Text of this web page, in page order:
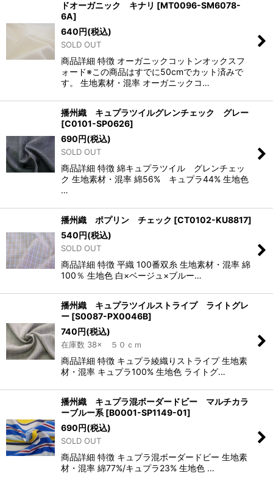
ドオーガニック キナリ [MT0096-SM6078-
6A]
640円(税込)
SOLD OUT
商品詳細 特徴 オーガニックコットンオックスフ
ォード※この商品はすでに50cmでカット済みで
す。 生地素材・混率 オーガニックコ…
播州織 キュプラツイルグレンチェック グレー
[C0101-SP0626]
690円(税込)
SOLD OUT
商品詳細 特徴 綿キュプラツイル グレンチェッ
ク 生地素材・混率 綿56% キュプラ44% 生地色
…
播州織 ポプリン チェック [CT0102-KU8817]
540円(税込)
SOLD OUT
商品詳細 特徴 平織 100番双糸 生地素材・混率 綿
100％ 生地色 白×ベージュ×ブルー…
播州織 キュプラツイルストライプ ライトグレ
ー [S0087-PX0046B]
740円(税込)
在庫数 38× ５０ｃｍ
商品詳細 特徴 キュプラ綾織りストライプ 生地素
材・混率 キュプラ100% 生地色 ライトグ…
播州織 キュプラ混ボーダードビー マルチカラ
ーブルー系 [B0001-SP1149-01]
690円(税込)
SOLD OUT
商品詳細 特徴 キュプラ混ボーダードビー 生地素
材・混率 綿77%/キュプラ23% 生地色 …